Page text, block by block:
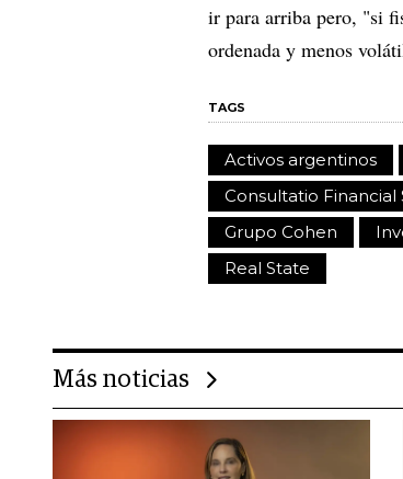
ir para arriba pero, "si
ordenada y menos
TAGS
Activos argentinos
Consultatio Financial
Grupo Cohen
Real State
Más noticias